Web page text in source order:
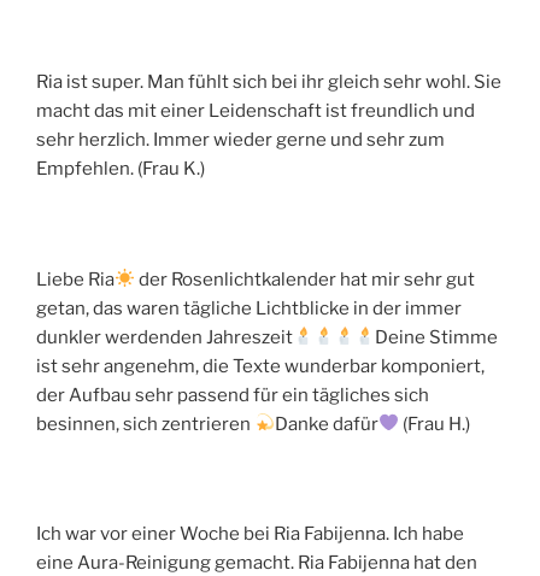
Ria ist super. Man fühlt sich bei ihr gleich sehr wohl. Sie
macht das mit einer Leidenschaft ist freundlich und
sehr herzlich. Immer wieder gerne und sehr zum
Empfehlen. (Frau K.)
Liebe Ria
der Rosenlichtkalender hat mir sehr gut
getan, das waren tägliche Lichtblicke in der immer
dunkler werdenden Jahreszeit
Deine Stimme
ist sehr angenehm, die Texte wunderbar komponiert,
der Aufbau sehr passend für ein tägliches sich
besinnen, sich zentrieren
Danke dafür (Frau H.)
Ich war vor einer Woche bei Ria Fabijenna. Ich habe
eine Aura-Reinigung gemacht. Ria Fabijenna hat den